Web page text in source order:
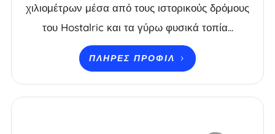
χιλιομέτρων μέσα από τους ιστορικούς δρόμους
του Hostalric και τα γύρω φυσικά τοπία...
ΠΛΉΡΕΣ ΠΡΟΦΊΛ